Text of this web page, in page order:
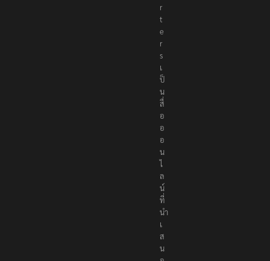
r
t
e
r
s
เ
ป็
น
สื่
อ
อ
อ
น
ไ
ล
น์
ที่
นำ
เ
ส
น